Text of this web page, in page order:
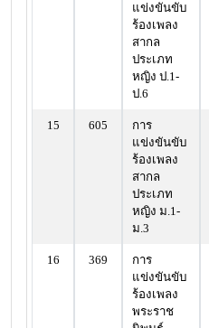
แข่งขันขับ
ร้องเพลง
สากล
ประเภท
หญิง ป.1-
ป.6
15 605
การ
แข่งขันขับ
ร้องเพลง
สากล
ประเภท
หญิง ม.1-
ม.3
16 369
การ
แข่งขันขับ
ร้องเพลง
พระราช